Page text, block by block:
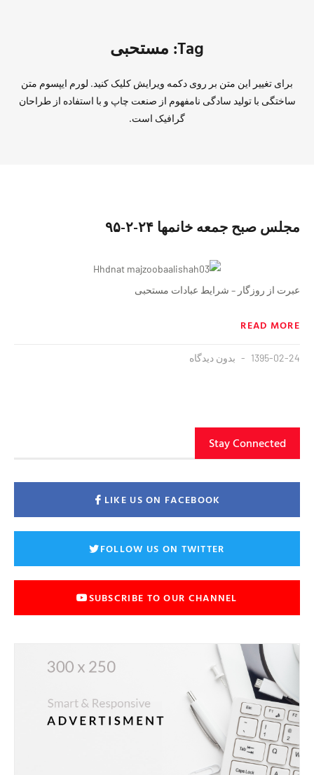
Tag: مستحبی
برای تغییر این متن بر روی دکمه ویرایش کلیک کنید. لورم ایپسوم متن
ساختگی با تولید سادگی نامفهوم از صنعت چاپ و با استفاده از طراحان
گرافیک است.
مجلس صبح جمعه خانمها ٢۴-٢-٩۵
عبرت از روزگار – شرایط عبادات مستحبی
READ MORE
1395-02-24 بدون دیدگاه
Stay Connected
LIKE US ON FACEBOOK
FOLLOW US ON TWITTER
SUBSCRIBE TO OUR CHANNEL